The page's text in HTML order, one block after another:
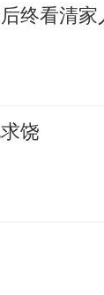
终看清家
饶